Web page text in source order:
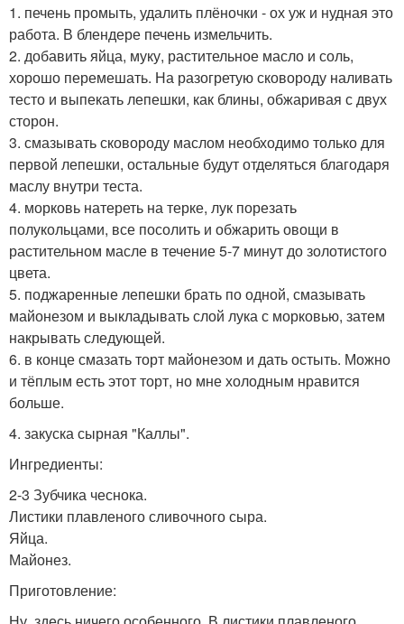
1. печень промыть, удалить плёночки - ох уж и нудная это
работа. В блендере печень измельчить.
2. добавить яйца, муку, растительное масло и соль,
хорошо перемешать. На разогретую сковороду наливать
тесто и выпекать лепешки, как блины, обжаривая с двух
сторон.
3. смазывать сковороду маслом необходимо только для
первой лепешки, остальные будут отделяться благодаря
маслу внутри теста.
4. морковь натереть на терке, лук порезать
полукольцами, все посолить и обжарить овощи в
растительном масле в течение 5-7 минут до золотистого
цвета.
5. поджаренные лепешки брать по одной, смазывать
майонезом и выкладывать слой лука с морковью, затем
накрывать следующей.
6. в конце смазать торт майонезом и дать остыть. Можно
и тёплым есть этот торт, но мне холодным нравится
больше.
4. закуска сырная "Каллы".
Ингредиенты:
2-3 Зубчика чеснока.
Листики плавленого сливочного сыра.
Яйца.
Майонез.
Приготовление: